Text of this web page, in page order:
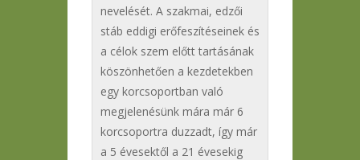
nevelését. A szakmai, edzői
stáb eddigi erőfeszítéseinek és
a célok szem előtt tartásának
köszönhetően a kezdetekben
egy korcsoportban való
megjelenésünk mára már 6
korcsoportra duzzadt, így már
a 5 évesektől a 21 évesekig